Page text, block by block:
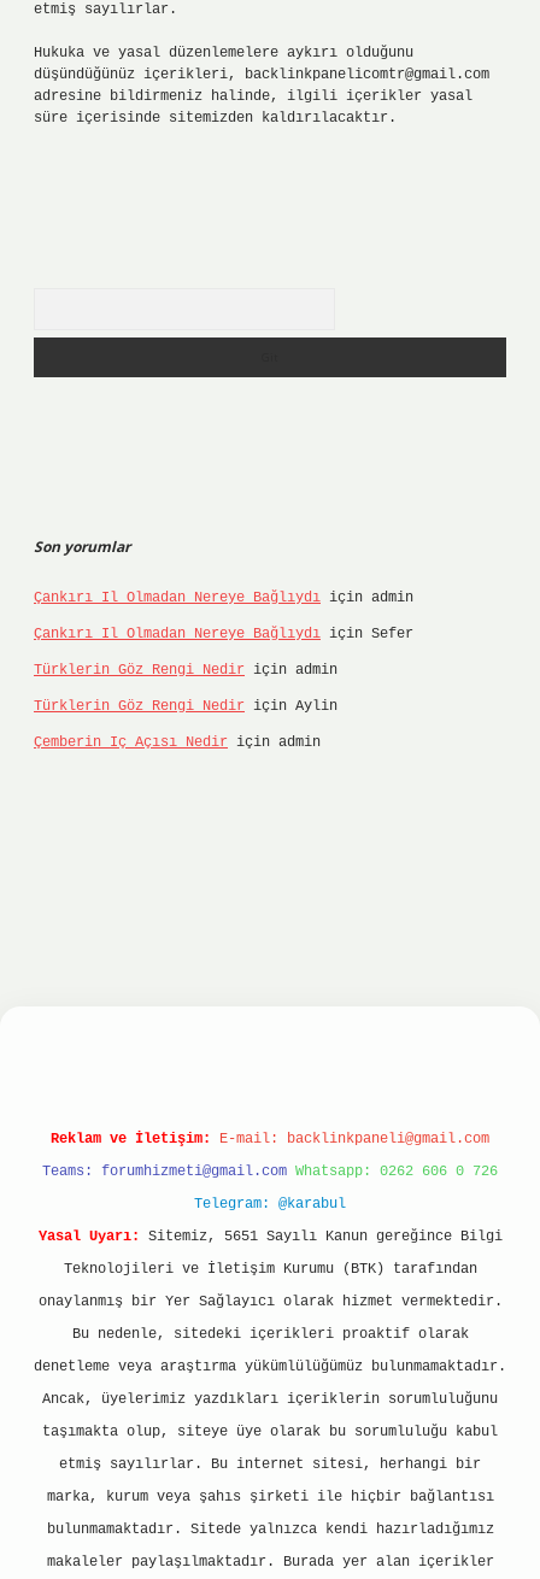
etmiş sayılırlar.
Hukuka ve yasal düzenlemelere aykırı olduğunu
düşündüğünüz içerikleri, backlinkpanelicomtr@gmail.com
adresine bildirmeniz halinde, ilgili içerikler yasal
süre içerisinde sitemizden kaldırılacaktır.
Son yorumlar
Çankırı Il Olmadan Nereye Bağlıydı için admin
Çankırı Il Olmadan Nereye Bağlıydı için Sefer
Türklerin Göz Rengi Nedir için admin
Türklerin Göz Rengi Nedir için Aylin
Çemberin Iç Açısı Nedir için admin
Reklam ve İletişim: E-mail: backlinkpaneli@gmail.com
Teams: forumhizmeti@gmail.com Whatsapp: 0262 606 0 726
Telegram: @karabul
Yasal Uyarı:
Sitemiz, 5651 Sayılı Kanun gereğince Bilgi
Teknolojileri ve İletişim Kurumu (BTK) tarafından
onaylanmış bir Yer Sağlayıcı olarak hizmet vermektedir.
Bu nedenle, sitedeki içerikleri proaktif olarak
denetleme veya araştırma yükümlülüğümüz bulunmamaktadır.
Ancak, üyelerimiz yazdıkları içeriklerin sorumluluğunu
taşımakta olup, siteye üye olarak bu sorumluluğu kabul
etmiş sayılırlar. Bu internet sitesi, herhangi bir
marka, kurum veya şahıs şirketi ile hiçbir bağlantısı
bulunmamaktadır. Sitede yalnızca kendi hazırladığımız
makaleler paylaşılmaktadır. Burada yer alan içerikler